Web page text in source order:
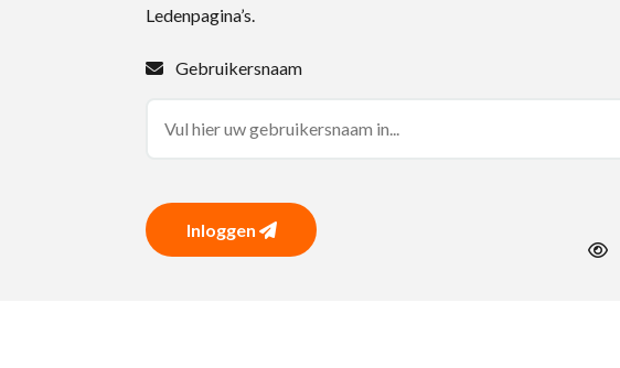
Ledenpagina’s.
Gebruikersnaam
Inloggen